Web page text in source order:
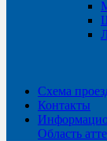
Схема
Контакты
Область